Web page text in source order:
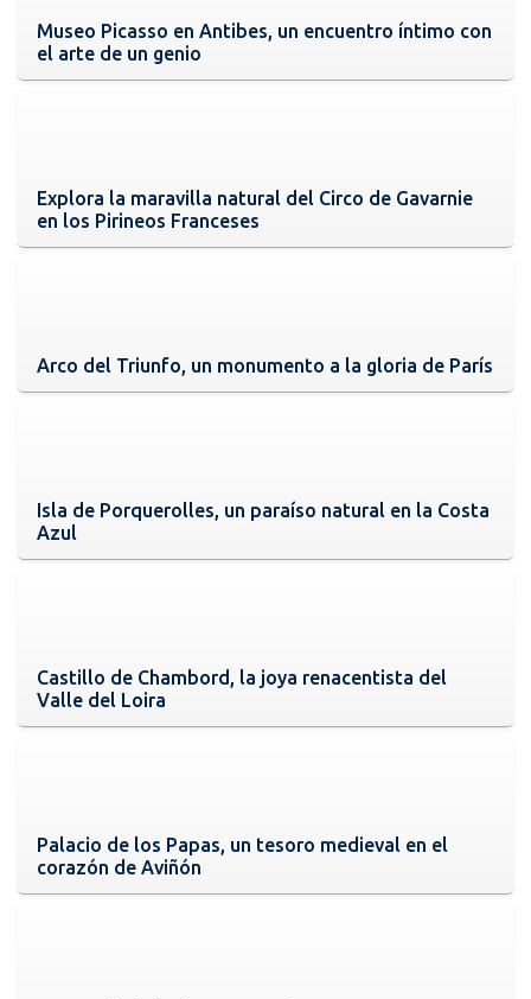
Museo Picasso en Antibes, un encuentro íntimo con
el arte de un genio
Explora la maravilla natural del Circo de Gavarnie
en los Pirineos Franceses
Arco del Triunfo, un monumento a la gloria de París
Isla de Porquerolles, un paraíso natural en la Costa
Azul
Castillo de Chambord, la joya renacentista del
Valle del Loira
Palacio de los Papas, un tesoro medieval en el
corazón de Aviñón